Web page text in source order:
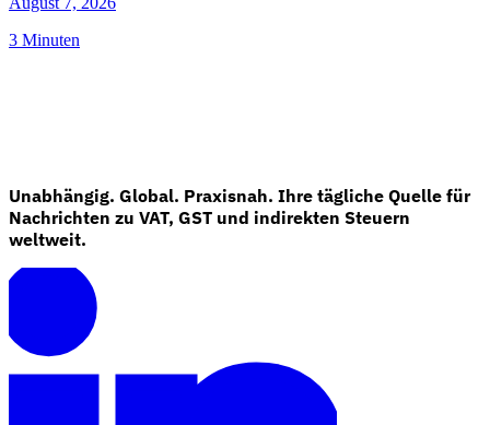
3 Minuten
Unabhängig. Global. Praxisnah. Ihre tägliche Quelle für
Nachrichten zu VAT, GST und indirekten Steuern
weltweit.